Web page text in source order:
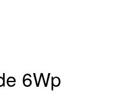
6Wp